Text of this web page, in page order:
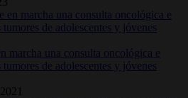
marcha una consulta oncológica e
tumores de adolescentes y jóvenes